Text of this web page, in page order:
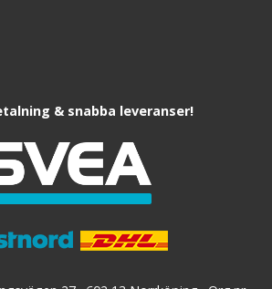
& snabba leveranser!